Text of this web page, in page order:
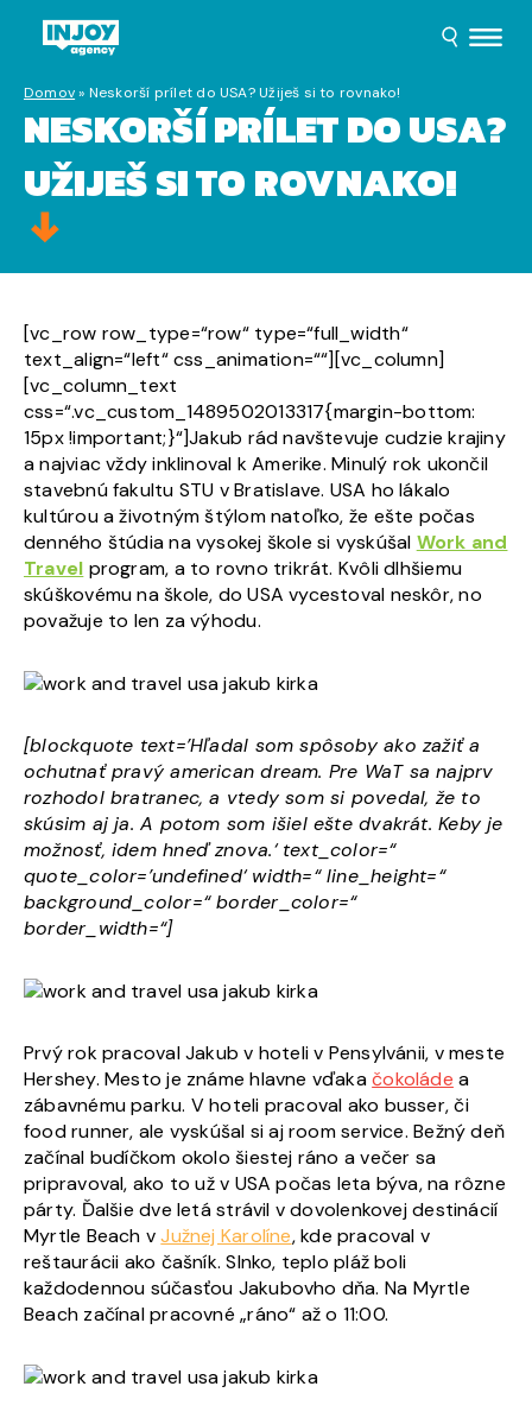
Domov» Neskorší prílet do USA? Užiješ si to rovnako!
NESKORŠÍ PRÍLET DO USA?
UŽIJEŠ SI TO ROVNAKO!
[vc_row row_type=“row“ type=“full_width“
text_align=“left“ css_animation=““][vc_column]
[vc_column_text
css=“.vc_custom_1489502013317{margin-bottom:
15px !important;}“]Jakub rád navštevuje cudzie krajiny
a najviac vždy inklinoval k Amerike. Minulý rok ukončil
stavebnú fakultu STU v Bratislave. USA ho lákalo
kultúrou a životným štýlom natoľko, že ešte počas
denného štúdia na vysokej škole si vyskúšal Work and
Travel program, a to rovno trikrát. Kvôli dlhšiemu
skúškovému na škole, do USA vycestoval neskôr, no
považuje to len za výhodu.
[blockquote text=’Hľadal som spôsoby ako zažiť a
ochutnať pravý american dream. Pre WaT sa najprv
rozhodol bratranec, a vtedy som si povedal, že to
skúsim aj ja. A potom som išiel ešte dvakrát. Keby je
možnosť, idem hneď znova.‘ text_color=“
quote_color=’undefined‘ width=“ line_height=“
background_color=“ border_color=“
border_width=“]
Prvý rok pracoval Jakub v hoteli v Pensylvánii, v meste
Hershey. Mesto je známe hlavne vďakačokoláde a
zábavnému parku. V hoteli pracoval ako busser, či
food runner, ale vyskúšal si aj room service. Bežný deň
začínal budíčkom okolo šiestej ráno a večer sa
pripravoval, ako to už v USA počas leta býva, na rôzne
párty. Ďalšie dve letá strávil v dovolenkovej destinácií
Myrtle Beach vJužnej Karolíne, kde pracoval v
reštaurácii ako čašník. Slnko, teplo pláž boli
každodennou súčasťou Jakubovho dňa. Na Myrtle
Beach začínal pracovné „ráno“ až o 11:00.